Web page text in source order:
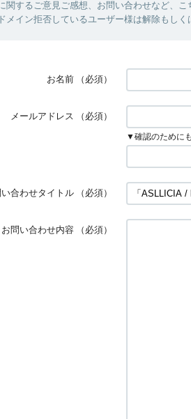
関するご意見ご感想、お問い合わせなど、
メイン拒否しているユーザー様は解除もしく
お名前 （必須）
メールアドレス （必須）
▼確認のために
い合わせタイトル （必須）
お問い合わせ内容 （必須）